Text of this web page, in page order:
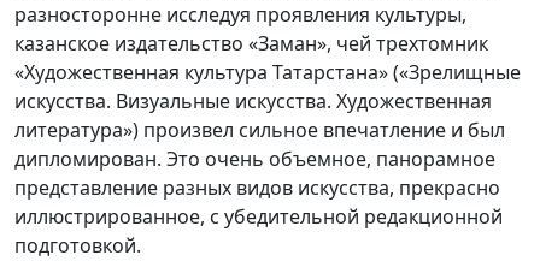
разносторонне исследуя проявления культуры,
казанское издательство «Заман», чей трехтомник
«Художественная культура Татарстана» («Зрелищные
искусства. Визуальные искусства. Художественная
литература») произвел сильное впечатление и был
дипломирован. Это очень объемное, панорамное
представление разных видов искусства, прекрасно
иллюстрированное, с убедительной редакционной
подготовкой.